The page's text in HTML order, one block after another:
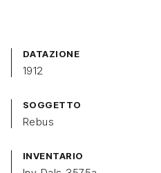
DATAZIONE
1912
SOGGETTO
Rebus
INVENTARIO